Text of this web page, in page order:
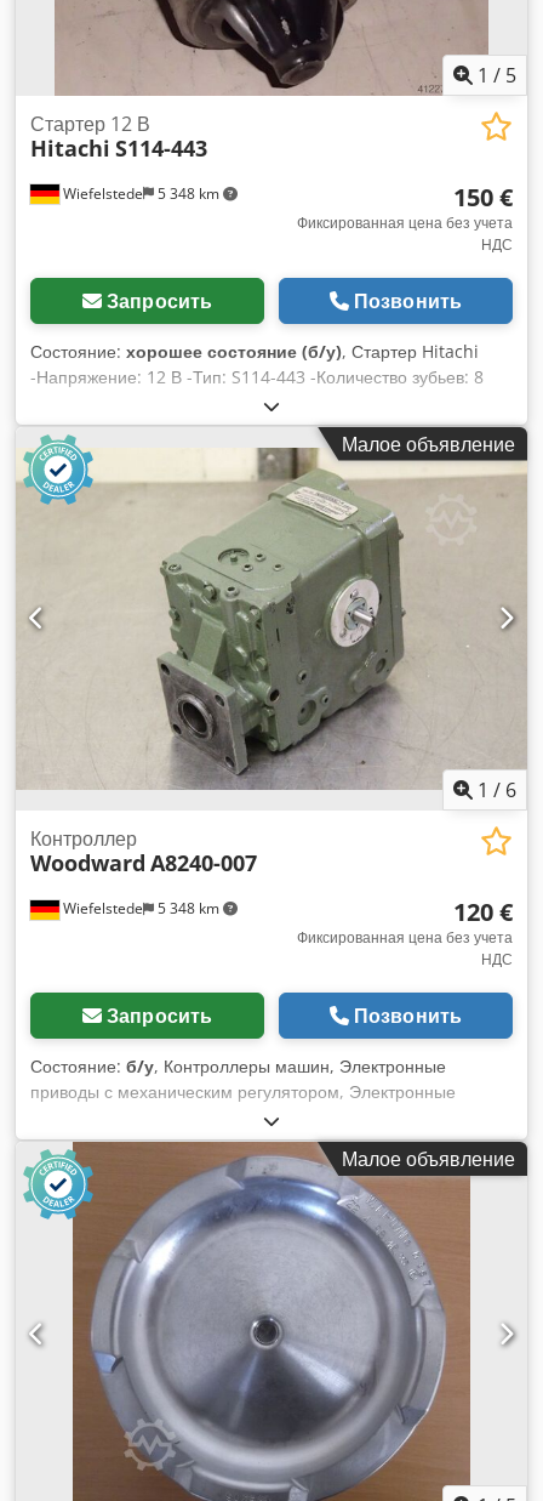
1 / 5
Wiefelstede 5 348 km
Стартер 12 В
Hitachi S114-443
150 €
Фиксированная цена без учета
НДС
Запросить Позвонить
Состояние: хорошее состояние (б/у), Стартер Hitachi
-Напряжение: 12 В -Тип: S114-443 -Количество зубьев: 8
Crsdpfx Ajb A R Utearef -Вес: 5 кг
Малое объявление
1 / 6
Wiefelstede 5 348 km
Контроллер
Woodward A8240-007
120 €
Фиксированная цена без учета
НДС
Запросить Позвонить
Состояние: б/у, Контроллеры машин, Электронные
приводы с механическим регулятором, Электронные
приводы с механическим регулятором EGB Csdpscxup Tsfx
Aarsrf -Производитель: Woodward Governor -Тип: A 8240-
007 -Количество: 1 шт. -Размеры: 220/140/H150 мм -Вес: 9
кг
Малое объявление